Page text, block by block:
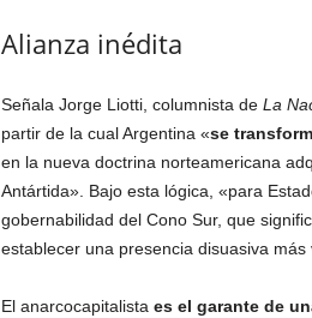
Alianza inédita
Señala Jorge Liotti, columnista deLa
partir de la cual Argentina «se
en la nueva doctrina norteamericana
Antártida». Bajo esta lógica, «para
gobernabilidad del Cono Sur, que
establecer una presencia disuasiva más
El anarcocapitalista es el garante de